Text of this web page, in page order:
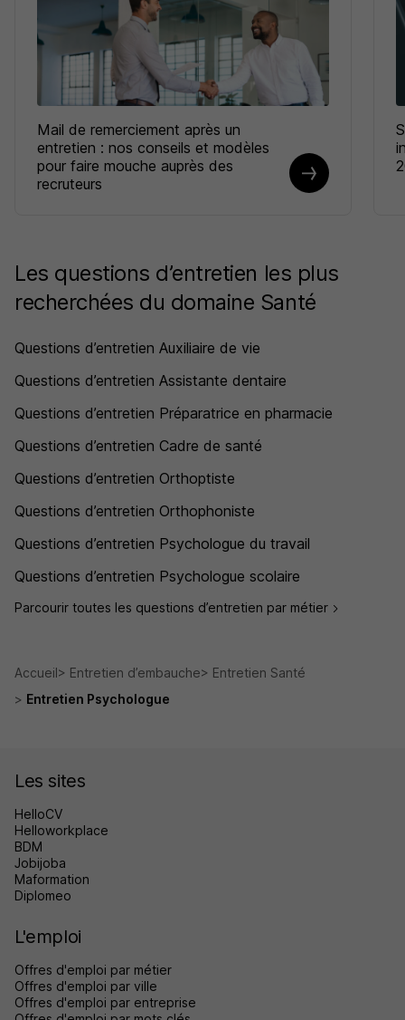
Mail de remerciement après un
entretien : nos conseils et modèles
pour faire mouche auprès des
recruteurs
Les questions d’entretien les plus
recherchées du domaine Santé
Questions d’entretien Auxiliaire de vie
Questions d’entretien Assistante dentaire
Questions d’entretien Préparatrice en pharmacie
Questions d’entretien Cadre de santé
Questions d’entretien Orthoptiste
Questions d’entretien Orthophoniste
Questions d’entretien Psychologue du travail
Questions d’entretien Psychologue scolaire
Parcourir toutes les questions d’entretien par métier
Accueil Entretien d’embauche
Entretien Santé
Entretien Psychologue
Les sites
HelloCV
Helloworkplace
BDM
Jobijoba
Maformation
Diplomeo
L'emploi
Offres d'emploi par métier
Offres d'emploi par ville
Offres d'emploi par entreprise